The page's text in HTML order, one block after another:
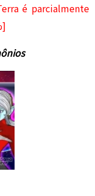
é parcialmente